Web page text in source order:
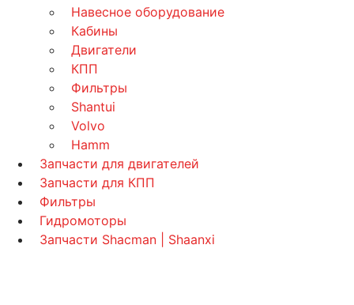
Навесное оборудование
Кабины
Двигатели
КПП
Фильтры
Shantui
Volvo
Hamm
Запчасти для двигателей
Запчасти для КПП
Фильтры
Гидромоторы
Запчасти Shacman | Shaanxi